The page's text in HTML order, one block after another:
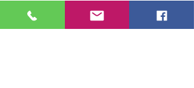
artırmak için yapılan çalışmalarda
gösterilmiştir. Yaralanma bölgesine